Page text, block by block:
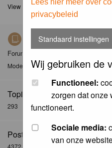
Lees hier meer over
privacybeleid
Standaard instellingen
Wij gebruiken de
Functioneel:
zorgen dat onze
functioneert.
Sociale media:
van onze
View unanswered posts
Nieuws
Forum met nieuwsberichten over
ModeratorModerators
Topics:
293
Posts:
4372